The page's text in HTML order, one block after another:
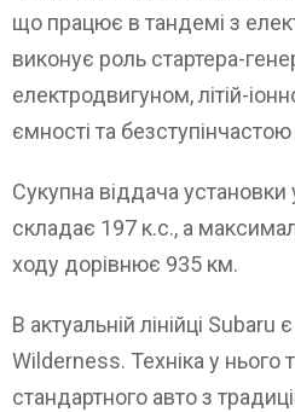
що працює в тандемі з
виконує роль стартера-
електродвигуном, літій-
ємності та
Сукупна віддача установки
складає 197 к.с., а
ходу дорівнює 935 км.
В актуальній лінійці
Wilderness. Техніка у нього
стандартного авто з